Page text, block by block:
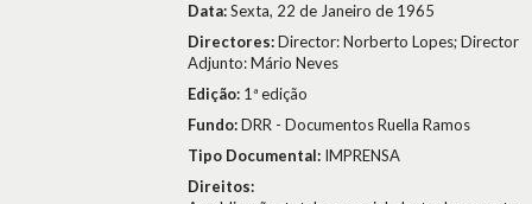
Data:Sexta, 22 de Janeiro de 1965
Directores:Director: Norberto Lopes; Director
Adjunto: Mário Neves
Edição: 1ª edição
Fundo:DRR - Documentos Ruella Ramos
Tipo Documental: IMPRENSA
Direitos: